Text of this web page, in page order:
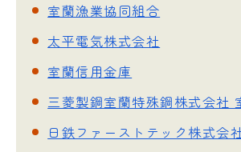
室蘭漁業協同組合
太平電気株式会社
室蘭信用金庫
三菱製鋼室蘭特殊鋼株式会社
日鉄ファーストテック株式会